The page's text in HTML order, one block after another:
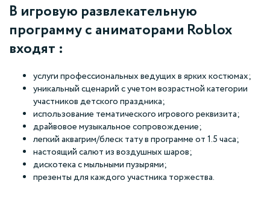
В игровую развлекательную
программу с аниматорами Roblox
входят :
услуги профессиональных ведущих в ярких костюмах;
уникальный сценарий с учетом возрастной категории
участников детского праздника;
использование тематического игрового реквизита;
драйвовое музыкальное сопровождение;
легкий аквагрим/блеск тату в программе от 1.5 часа;
настоящий салют из воздушных шаров;
дискотека с мыльными пузырями;
презенты для каждого участника торжества.